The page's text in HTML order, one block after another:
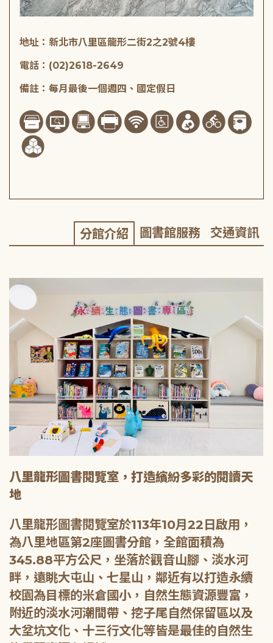
地址：新北市八里區龍形二街2之2號4樓
電話：(02)2618-2649
備註：每月最後一個週四、國定假日
分館介紹 圖書館服務 交通資訊
八里龍形圖書閱覽室，打造繽紛多彩的閱讀天
地
八里龍形圖書閱覽室於113年10月22日啟用，
為八里地區第2座圖書分館，全館面積為
345.88平方公尺，坐落於觀音山腳、淡水河
畔，遠眺大屯山、七星山，鄰近有以打造永續
校園為目標的米倉國小，自然生態資源豐富，
附近的淡水河潮間帶、挖子尾自然保留區以及
大坌坑文化、十三行文化等皆是最佳的自然生